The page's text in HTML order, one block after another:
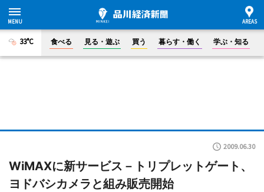
33°C 食べる 見る・遊ぶ 買う 暮らす・働く 学ぶ・知る
2009.06.30
WiMAXに新サービス－トリプレットゲート、
ヨドバシカメラと組み販売開始